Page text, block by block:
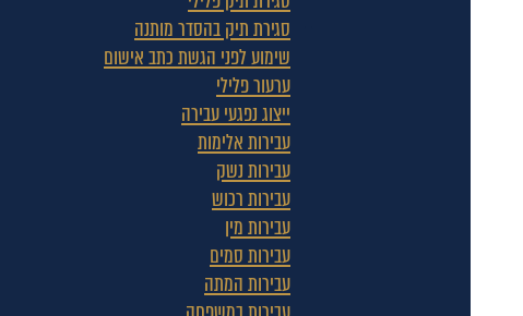
סגירת תיק בהסדר מותנה
שימוע לפני הגשת כתב אישום
ערעור פלילי
ייצוג נפגעי עבירה
עבירות אלימות
עבירות נשק
עבירות רכוש
עבירות מין
עבירות סמים
עבירות המתה